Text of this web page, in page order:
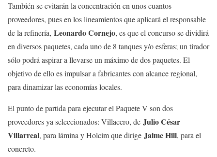
También se evitarán la concentración en unos cuantos
proveedores, pues en los lineamientos que aplicará el responsable
de la refinería, Leonardo Cornejo, es que el concurso se dividirá
en diversos paquetes, cada uno de 8 tanques y/o esferas; un tirador
sólo podrá aspirar a llevarse un máximo de dos paquetes. El
objetivo de ello es impulsar a fabricantes con alcance regional,
para dinamizar las economías locales.
El punto de partida para ejecutar el Paquete V son dos
proveedores ya seleccionados: Villacero, de Julio César
Villarreal, para lámina y Holcim que dirige Jaime Hill, para el
concreto.